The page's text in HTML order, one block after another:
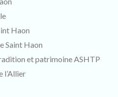
Haon
Saint Haon
et patrimoine ASHTP
l’Allier